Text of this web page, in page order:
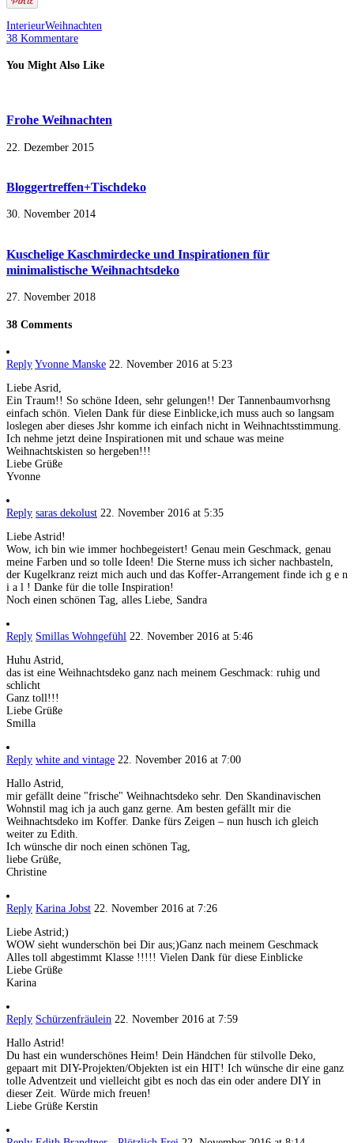
InterieurWeihnachten
38 Kommentare
You Might Also Like
Frohe Weihnachten
22. Dezember 2015
Bloggertreffen+Tischdeko
30. November 2014
Kuschelige Kaschmirdecke und Inspirationen für
minimalistische Weihnachtsdeko
27. November 2018
38 Comments
Reply Yvonne Manske 22. November 2016 at 5:23
Liebe Asrid,
Ein Traum!! So schöne Ideen, sehr gelungen!! Der Tannenbaumvorhsng
einfach schön. Vielen Dank für diese Einblicke,ich muss auch so langsam
loslegen aber dieses Jshr komme ich einfach nicht in Weihnachtsstimmung.
Ich nehme jetzt deine Inspirationen mit und schaue was meine
Weihnachtskisten so hergeben!!!
Liebe Grüße
Yvonne
Reply saras dekolust 22. November 2016 at 5:35
Liebe Astrid!
Wow, ich bin wie immer hochbegeistert! Genau mein Geschmack, genau
meine Farben und so tolle Ideen! Die Sterne muss ich sicher nachbasteln,
der Kugelkranz reizt mich auch und das Koffer-Arrangement finde ich g e n
i a l ! Danke für die tolle Inspiration!
Noch einen schönen Tag, alles Liebe, Sandra
Reply Smillas Wohngefühl 22. November 2016 at 5:46
Huhu Astrid,
das ist eine Weihnachtsdeko ganz nach meinem Geschmack: ruhig und
schlicht
Ganz toll!!!
Liebe Grüße
Smilla
Reply white and vintage 22. November 2016 at 7:00
Hallo Astrid,
mir gefällt deine "frische" Weihnachtsdeko sehr. Den Skandinavischen
Wohnstil mag ich ja auch ganz gerne. Am besten gefällt mir die
Weihnachtsdeko im Koffer. Danke fürs Zeigen – nun husch ich gleich
weiter zu Edith.
Ich wünsche dir noch einen schönen Tag,
liebe Grüße,
Christine
Reply Karina Jobst 22. November 2016 at 7:26
Liebe Astrid;)
WOW sieht wunderschön bei Dir aus;)Ganz nach meinem Geschmack
Alles toll abgestimmt Klasse !!!!! Vielen Dank für diese Einblicke
Liebe Grüße
Karina
Reply Schürzenfräulein 22. November 2016 at 7:59
Hallo Astrid!
Du hast ein wunderschönes Heim! Dein Händchen für stilvolle Deko,
gepaart mit DIY-Projekten/Objekten ist ein HIT! Ich wünsche dir eine ganz
tolle Adventzeit und vielleicht gibt es noch das ein oder andere DIY in
dieser Zeit. Würde mich freuen!
Liebe Grüße Kerstin